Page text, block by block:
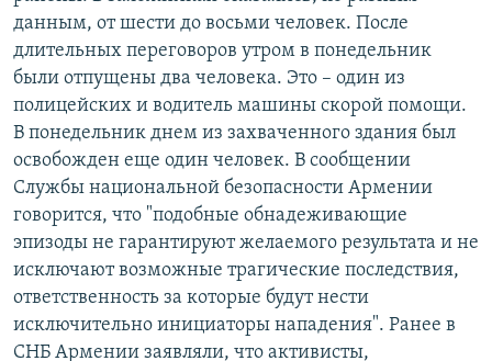
данным, от шести до восьми человек. После
длительных переговоров утром в понедельник
были отпущены два человека. Это – один из
полицейских и водитель машины скорой помощи.
В понедельник днем из захваченного здания был
освобожден еще один человек. В сообщении
Службы национальной безопасности Армении
говорится, что "подобные обнадеживающие
эпизоды не гарантируют желаемого результата и не
исключают возможные трагические последствия,
ответственность за которые будут нести
исключительно инициаторы нападения". Ранее в
СНБ Армении заявляли, что активисты,